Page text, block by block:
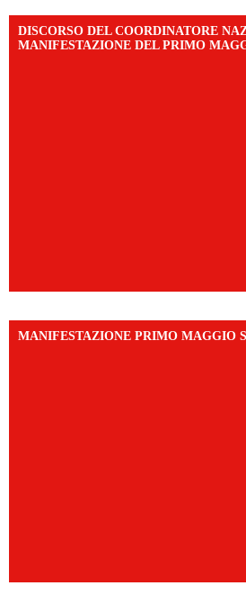
DISCORSO DEL COORDINATORE
MANIFESTAZIONE DEL PRIMO
MANIFESTAZIONE PRIMO MAGGIO